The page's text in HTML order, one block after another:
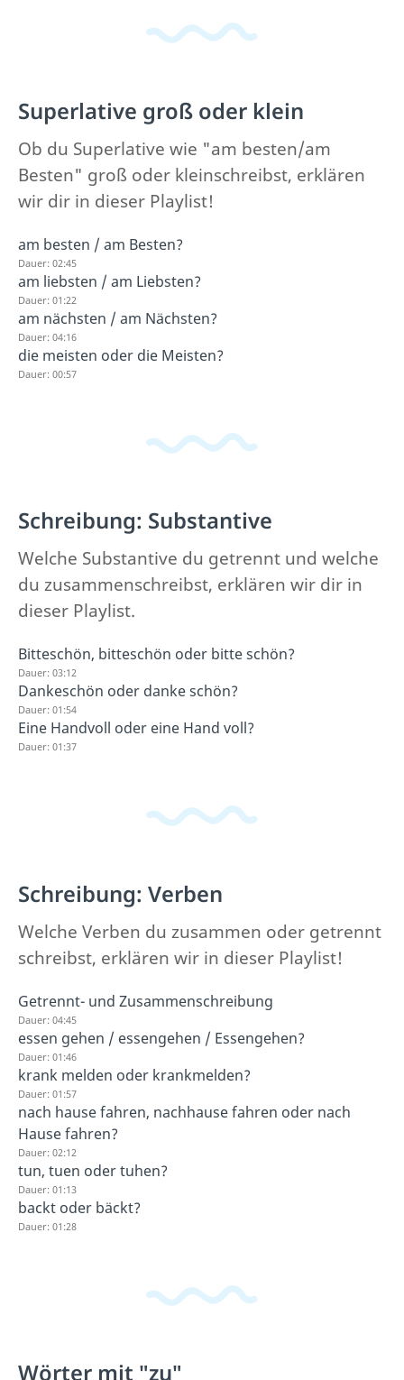
Superlative groß oder klein
Ob du Superlative wie "am besten/am
Besten" groß oder kleinschreibst, erklären
wir dir in dieser Playlist!
am besten / am Besten?
Dauer: 02:45
am liebsten / am Liebsten?
Dauer: 01:22
am nächsten / am Nächsten?
Dauer: 04:16
die meisten oder die Meisten?
Dauer: 00:57
Schreibung: Substantive
Welche Substantive du getrennt und welche
du zusammenschreibst, erklären wir dir in
dieser Playlist.
Bitteschön, bitteschön oder bitte schön?
Dauer: 03:12
Dankeschön oder danke schön?
Dauer: 01:54
Eine Handvoll oder eine Hand voll?
Dauer: 01:37
Schreibung: Verben
Welche Verben du zusammen oder getrennt
schreibst, erklären wir in dieser Playlist!
Getrennt- und Zusammenschreibung
Dauer: 04:45
essen gehen / essengehen / Essengehen?
Dauer: 01:46
krank melden oder krankmelden?
Dauer: 01:57
nach hause fahren, nachhause fahren oder nach
Hause fahren?
Dauer: 02:12
tun, tuen oder tuhen?
Dauer: 01:13
backt oder bäckt?
Dauer: 01:28
Wörter mit "zu"